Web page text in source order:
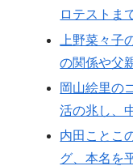
ロテストま
上野菜々子
の関係や父
岡山絵里の
活の兆し、
内田ことこ
グ、本名を